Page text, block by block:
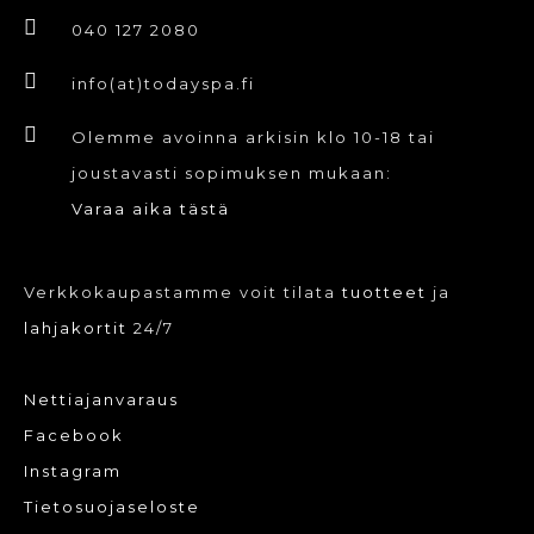
040 127 2080
info(at)todayspa.fi
Olemme avoinna arkisin klo 10-18 tai
joustavasti sopimuksen mukaan:
Varaa aika tästä
Verkkokaupastamme voit tilatatuotteet ja
lahjakortit 24/7
Nettiajanvaraus
Facebook
Instagram
Tietosuojaseloste